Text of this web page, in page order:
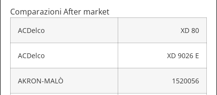
Comparazioni After market
ACDelco XD 80
ACDelco XD 9026 E
AKRON-MALÒ 1520056